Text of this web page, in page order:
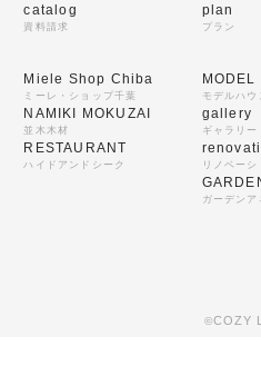
catalog
資料請求
plan
プラン
Miele Shop Chiba
ミーレ・ショップ千葉
NAMIKI MOKUZAI
並木木材
RESTAURANT
ハイドアンドシーク
MODEL
モデルハウ
gallery
ギャラリー
リノベー
ガーデンア
©COZY